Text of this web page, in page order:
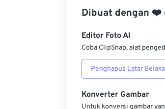
Dibuat dengan ❤️
Editor Foto AI
Coba ClipSnap, alat
Penghapus Latar
Konverter Gambar
Untuk konversi gambar